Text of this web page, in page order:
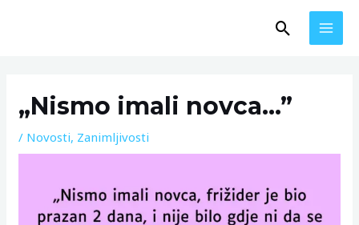
Search
„Nismo imali novca…”
/ Novosti, Zanimljivosti